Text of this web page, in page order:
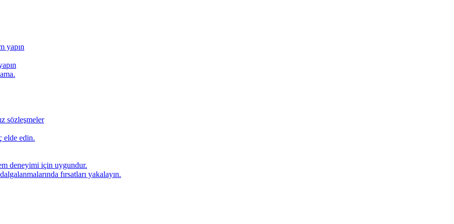
yapın
sözleşmeler
elde edin.
deneyimi için uygundur.
fırsatları yakalayın.